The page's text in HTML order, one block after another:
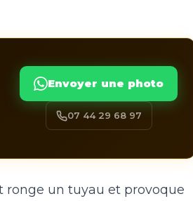
Envoyer une photo
07 44 29 68 97
ronge un tuyau et provoque